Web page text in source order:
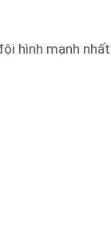
hình mạnh